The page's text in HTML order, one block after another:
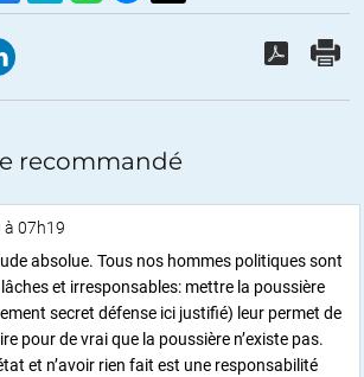
recommandé
à 07h19
absolue. Tous nos hommes politiques sont
et irresponsables: mettre la poussière
secret défense ici justifié) leur permet de
pour de vrai que la poussière n’existe pas.
et n’avoir rien fait est une responsabilité